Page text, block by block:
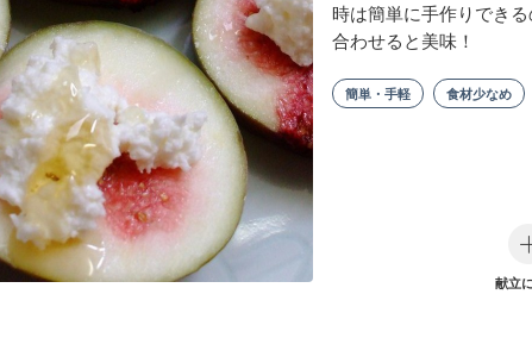
時は簡単に手作りでき
合わせると美味！
簡単・手軽 食材少なめ
献立